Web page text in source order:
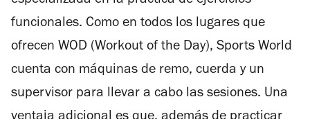
funcionales. Como en todos los lugares que
ofrecen WOD (Workout of the Day), Sports World
cuenta con máquinas de remo, cuerda y un
supervisor para llevar a cabo las sesiones. Una